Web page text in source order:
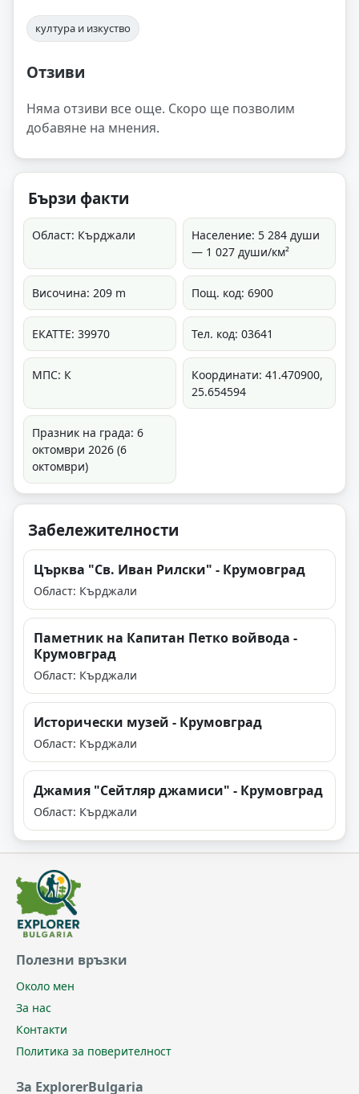
култура и изкуство
Отзиви
Няма отзиви все още. Скоро ще позволим
добавяне на мнения.
Бързи факти
Област: Кърджали
Население: 5 284 души
— 1 027 души/км²
Височина: 209 m Пощ. код: 6900
ЕКАТТЕ: 39970 Тел. код: 03641
МПС: К
Координати: 41.470900,
25.654594
Празник на града: 6
октомври 2026 (6
октомври)
Забележителности
Църква "Св. Иван Рилски" - Крумовград
Област: Кърджали
Паметник на Капитан Петко войвода -
Крумовград
Област: Кърджали
Исторически музей - Крумовград
Област: Кърджали
Джамия "Сейтляр джамиси" - Крумовград
Област: Кърджали
Полезни връзки
Около мен
За нас
Контакти
Политика за поверителност
За ExplorerBulgaria